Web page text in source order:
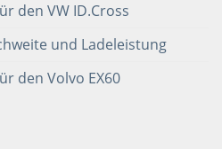
den VW ID.Cross
und Ladeleistung
den Volvo EX60